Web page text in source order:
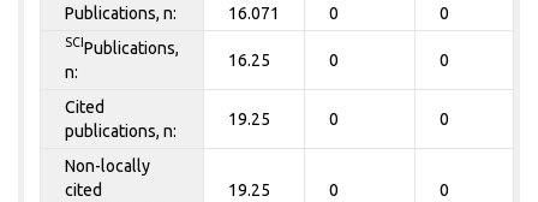
Publications, n: 16.071 0 0
SCI Publications,
n:
16.25 0 0
Cited
publications, n:
19.25 0 0
Non-locally
cited
19.25 0 0